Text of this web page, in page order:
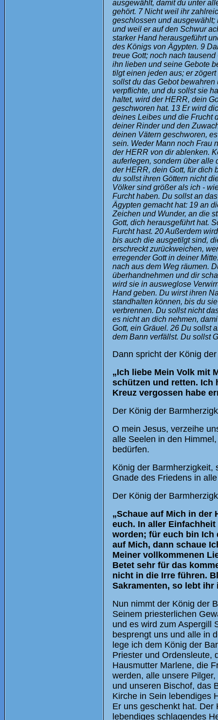
ausgewählt, damit du unter
gehört. 7 Nicht weil ihr
geschlossen und
und weil er auf den Schwur
starker Hand herausgeführt
des Königs von Ägypten. 9
treue Gott; noch nach
ihn lieben und seine Gebote
tilgt einen jeden aus; er
sollst du das Gebot
verpflichte, und du sollst sie
haltet, wird der HERR, dein
geschworen hat. 13 Er wird
deines Leibes und die Frucht
deiner Rinder und den
deinen Vätern geschworen,
sein. Weder Mann noch Frau
der HERR von dir ablenken.
auferlegen, sondern über alle
der HERR, dein Gott, für dich
du sollst ihren Göttern nicht
Völker sind größer als ich -
Furcht haben. Du sollst an
Ägypten gemacht hat: 19 an
Zeichen und Wunder, an die
Gott, dich herausgeführt hat.
Furcht hast. 20 Außerdem
bis auch die ausgetilgt sind,
erschreckt zurückweichen,
erregender Gott in deiner
nach aus dem Weg räumen.
überhandnehmen und dir
wird sie in ausweglose
Hand geben. Du wirst ihren
standhalten können, bis du
verbrennen. Du sollst nicht
es nicht an dich nehmen,
Gott, ein Gräuel. 26 Du sollst
dem Bann verfällst. Du sollst
Dann spricht der König
„Ich liebe Mein Volk mit
schützen und retten. Ich
Kreuz vergossen habe
Der König der
O mein Jesus, verzeihe
alle Seelen in den
bedürfen.
König der Barmherzigkeit,
Gnade des Friedens in
Der König der
„Schaue auf Mich in der
euch. In aller
worden; für euch bin Ich
auf Mich, dann schaue
Meiner vollkommenen
Betet sehr für das
nicht in die Irre führen.
Sakramenten, so lebt ihr
Nun nimmt der König der
Seinem priesterlichen
und es wird zum Aspergill
besprengt uns und alle in
lege ich dem König der
Priester und Ordensleute,
Hausmutter Marlene, die
werden, alle unsere
und unseren Bischof, das
Kirche in Sein lebendiges
Er uns geschenkt hat. Der
lebendiges schlagendes